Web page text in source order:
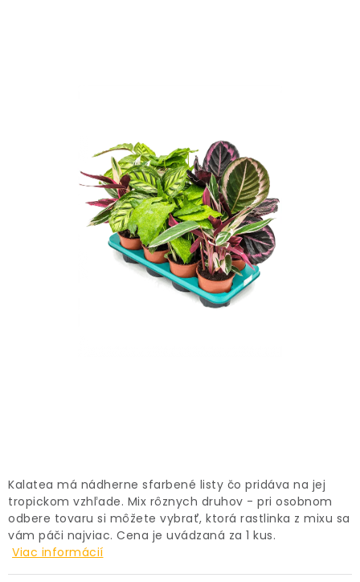
INTERIÉROVÉ DEKORÁCIE
NA OBJEDNÁVKU
KVETINÁČE
KVETINÁČE A OBALY NA RASTLINY
ZNAČKY
Kalatea má nádherne sfarbené listy čo pridáva na jej
tropickom vzhľade. Mix rôznych druhov - pri osobnom
odbere tovaru si môžete vybrať, ktorá rastlinka z mixu sa
vám páči najviac. Cena je uvádzaná za 1 kus.
Viac informácií